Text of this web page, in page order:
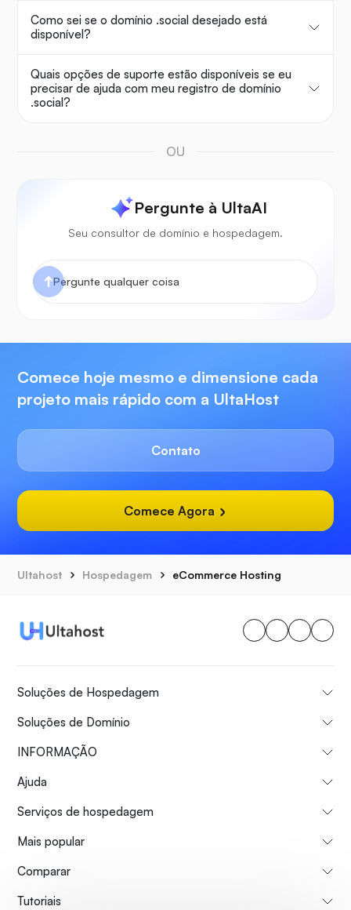
Como sei se o domínio .social desejado está
disponível?
Quais opções de suporte estão disponíveis se eu
precisar de ajuda com meu registro de domínio
.social?
OU
Pergunte à UltaAI
Seu consultor de domínio e hospedagem.
Comece hoje mesmo e dimensione cada
projeto mais rápido com a UltaHost
Contato
Comece Agora
Ultahost Hospedagem eCommerce Hosting
Soluções de Hospedagem
Soluções de Domínio
INFORMAÇÃO
Ajuda
Serviços de hospedagem
Mais popular
Comparar
Tutoriais